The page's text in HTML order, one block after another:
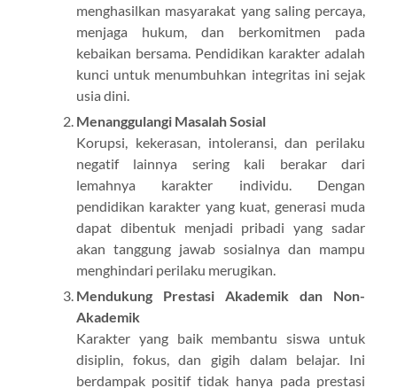
menghasilkan masyarakat yang saling percaya,
menjaga hukum, dan berkomitmen pada
kebaikan bersama. Pendidikan karakter adalah
kunci untuk menumbuhkan integritas ini sejak
usia dini.
Menanggulangi Masalah Sosial
Korupsi, kekerasan, intoleransi, dan perilaku
negatif lainnya sering kali berakar dari
lemahnya karakter individu. Dengan
pendidikan karakter yang kuat, generasi muda
dapat dibentuk menjadi pribadi yang sadar
akan tanggung jawab sosialnya dan mampu
menghindari perilaku merugikan.
Mendukung Prestasi Akademik dan Non-
Akademik
Karakter yang baik membantu siswa untuk
disiplin, fokus, dan gigih dalam belajar. Ini
berdampak positif tidak hanya pada prestasi